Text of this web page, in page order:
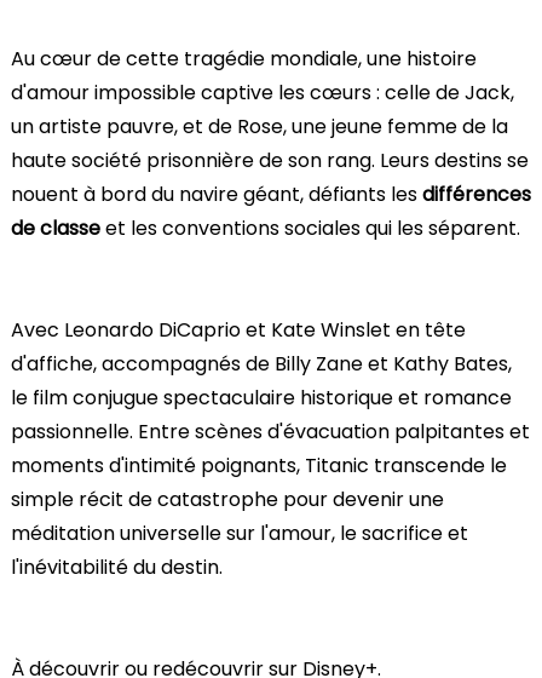
Au cœur de cette tragédie mondiale, une histoire
d'amour impossible captive les cœurs : celle de Jack,
un artiste pauvre, et de Rose, une jeune femme de la
haute société prisonnière de son rang. Leurs destins se
nouent à bord du navire géant, défiants lesdifférences
de classeet les conventions sociales qui les séparent.
Avec Leonardo DiCaprio et Kate Winslet en tête
d'affiche, accompagnés de Billy Zane et Kathy Bates,
le film conjugue spectaculaire historique et romance
passionnelle. Entre scènes d'évacuation palpitantes et
moments d'intimité poignants, Titanic transcende le
simple récit de catastrophe pour devenir une
méditation universelle sur l'amour, le sacrifice et
l'inévitabilité du destin.
À découvrir ou redécouvrir sur Disney+.